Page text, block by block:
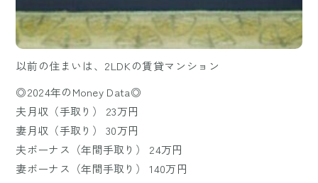
以前の住まいは、2LDKの賃貸マンション
◎2024年のMoney Data◎
夫月収（手取り） 23万円
妻月収（手取り） 30万円
夫ボーナス（年間手取り） 24万円
妻ボーナス（年間手取り） 140万円